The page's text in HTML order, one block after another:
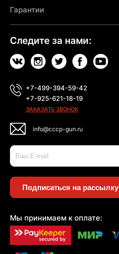
Гарантии
Следите за нами:
+7-499-394-59-42
+7-925-621-18-19
ЗАКАЗАТЬ ЗВОНОК
info@cccp-gun.ru
Подписаться на рассылку
Мы принимаем к оплате: